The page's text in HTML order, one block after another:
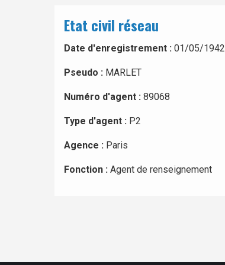
Etat civil réseau
Date d'enregistrement : 01/05/1942
Pseudo : MARLET
Numéro d'agent : 89068
Type d'agent : P2
Agence : Paris
Fonction : Agent de renseignement